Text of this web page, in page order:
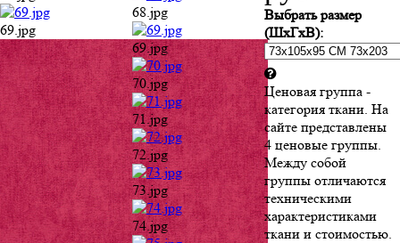
69.jpg
68.jpg
69.jpg
70.jpg
71.jpg
72.jpg
73.jpg
74.jpg
Выбрать размер
(ШхГхВ):
Ценовая группа -
категория ткани. На
сайте представлены
4 ценовые группы.
Между собой
группы отличаются
техническими
характеристиками
ткани и стоимостью.